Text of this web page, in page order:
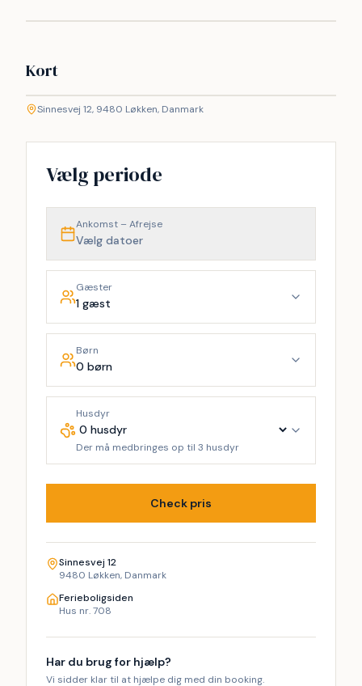
Kort
+
−
Sinnesvej 12, 9480 Løkken, Danmark
Vælg periode
Ankomst – Afrejse
Vælg datoer
Gæster
1 gæst
Børn
0 børn
Husdyr
Der må medbringes op til 3 husdyr
Check pris
Sinnesvej 12
9480 Løkken, Danmark
Ferieboligsiden
Hus nr. 708
Har du brug for hjælp?
Vi sidder klar til at hjælpe dig med din booking.